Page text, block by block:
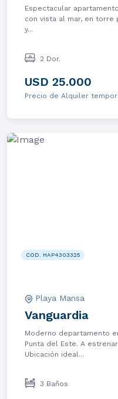
Espectacular
con vista al mar, en
y...
2 Dor.
USD 25.000
Precio de Alquiler
COD. HAP4303325
Playa Mansa
Vanguardia
Moderno departamento
Punta del Este. A
Ubicación ideal...
3 Baños